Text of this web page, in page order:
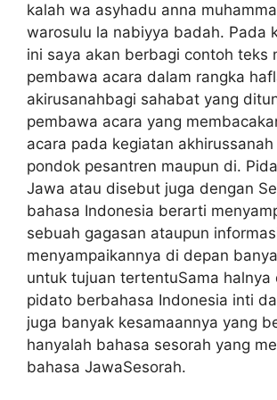
kalah wa asyhadu anna
warosulu la nabiyya badah. Pada
ini saya akan berbagi contoh teks
pembawa acara dalam rangka
akirusanahbagi sahabat yang
pembawa acara yang
acara pada kegiatan
pondok pesantren maupun di.
Jawa atau disebut juga dengan
bahasa Indonesia berarti
sebuah gagasan ataupun
menyampaikannya di depan
untuk tujuan tertentuSama halnya
pidato berbahasa Indonesia inti
juga banyak kesamaannya yang
hanyalah bahasa sesorah yang
bahasa JawaSesorah.